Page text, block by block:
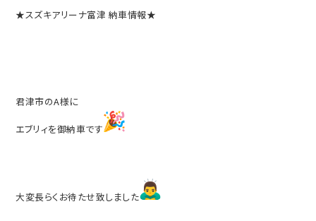
★スズキアリーナ富津 納車情報★
君津市のA様に
エブリィを御納車です
大変長らくお待たせ致しました